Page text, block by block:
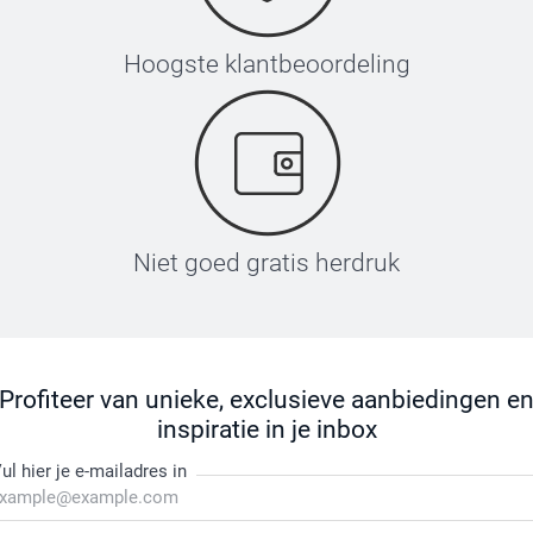
Hoogste klantbeoordeling
Niet goed gratis herdruk
Profiteer van unieke, exclusieve aanbiedingen en
inspiratie in je inbox
hier je e-mailadres in